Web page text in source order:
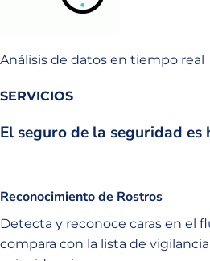
Análisis de datos en tiempo real
SERVICIOS
El seguro de la seguridad es
Reconocimiento de Rostros
Detecta y reconoce caras en el
compara con la lista de